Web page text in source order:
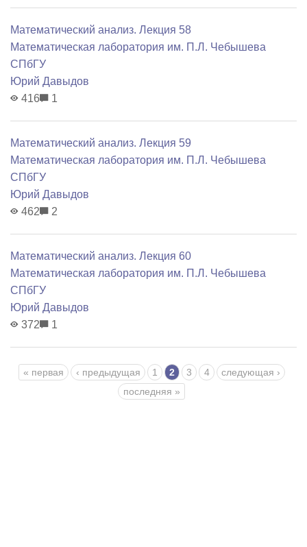
Математический анализ. Лекция 58
Математичеcкая лаборатория им. П.Л. Чебышева
СПбГУ
Юрий Давыдов
416
1
Математический анализ. Лекция 59
Математичеcкая лаборатория им. П.Л. Чебышева
СПбГУ
Юрий Давыдов
462
2
Математический анализ. Лекция 60
Математичеcкая лаборатория им. П.Л. Чебышева
СПбГУ
Юрий Давыдов
372
1
Страницы
« первая ‹ предыдущая 1 2 3 4
следующая ›
последняя »